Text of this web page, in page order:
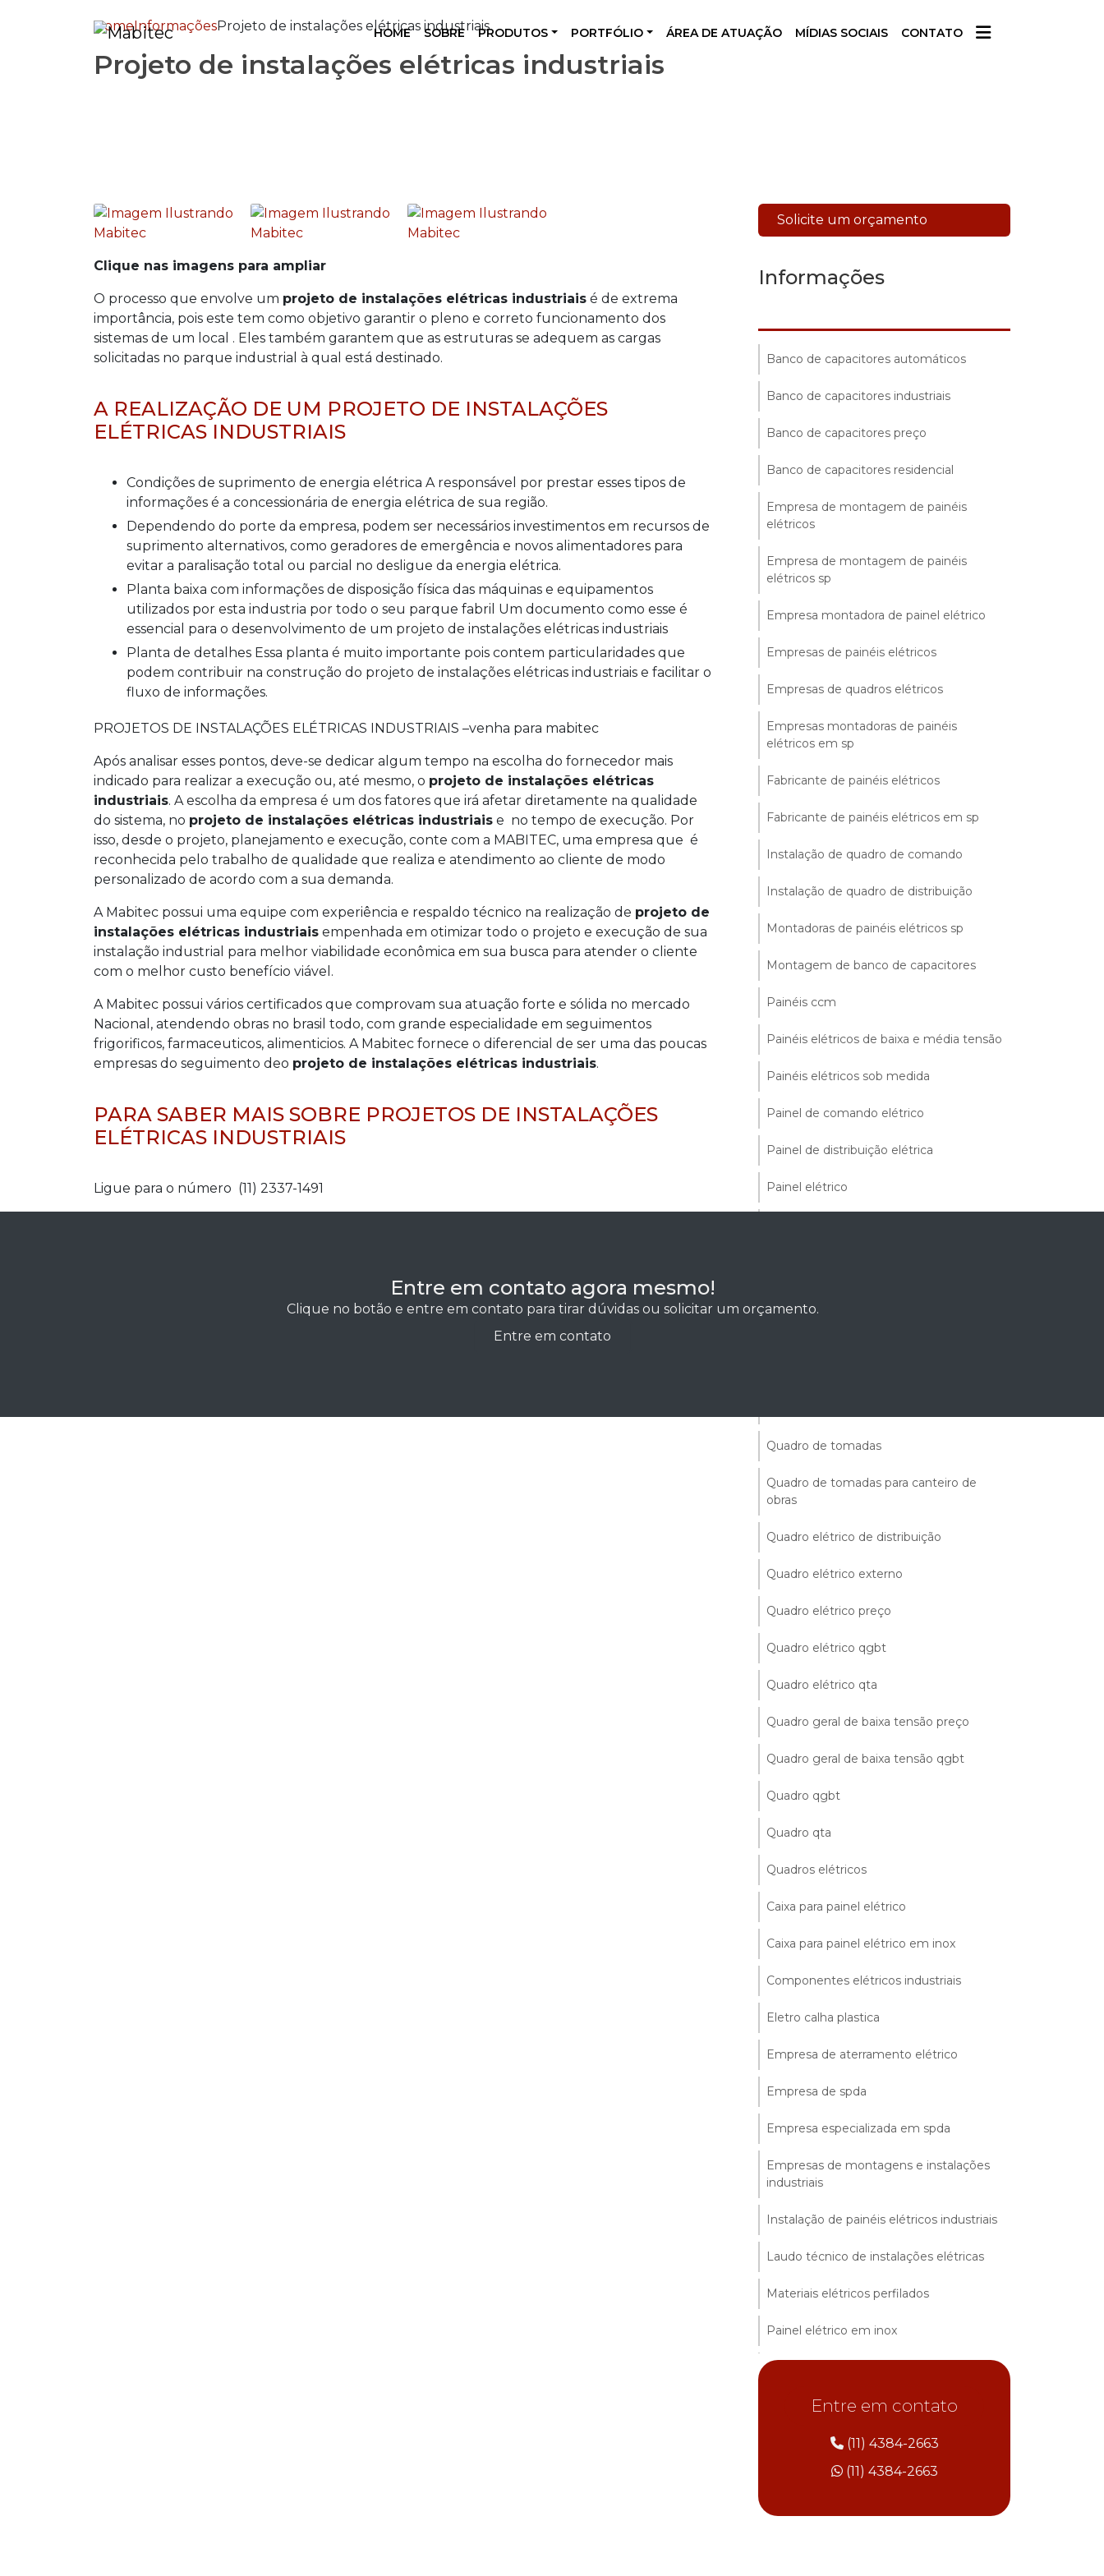
HOME SOBRE PRODUTOS PORTFÓLIO ÁREA DE ATUAÇÃO MÍDIAS SOCIAIS CONTATO
HomeInformaçõesProjeto de instalações elétricas industriais
Projeto de instalações elétricas industriais
Clique nas imagens para ampliar
O processo que envolve um projeto de instalações elétricas industriais é de extrema
importância, pois este tem como objetivo garantir o pleno e correto funcionamento dos
sistemas de um local . Eles também garantem que as estruturas se adequem as cargas
solicitadas no parque industrial à qual está destinado.
A REALIZAÇÃO DE UM PROJETO DE INSTALAÇÕES
ELÉTRICAS INDUSTRIAIS
Condições de suprimento de energia elétrica A responsável por prestar esses tipos de
informações é a concessionária de energia elétrica de sua região.
Dependendo do porte da empresa, podem ser necessários investimentos em recursos de
suprimento alternativos, como geradores de emergência e novos alimentadores para
evitar a paralisação total ou parcial no desligue da energia elétrica.
Planta baixa com informações de disposição física das máquinas e equipamentos
utilizados por esta industria por todo o seu parque fabril Um documento como esse é
essencial para o desenvolvimento de um projeto de instalações elétricas industriais
Planta de detalhes Essa planta é muito importante pois contem particularidades que
podem contribuir na construção do projeto de instalações elétricas industriais e facilitar o
fluxo de informações.
PROJETOS DE INSTALAÇÕES ELÉTRICAS INDUSTRIAIS –venha para mabitec
Após analisar esses pontos, deve-se dedicar algum tempo na escolha do fornecedor mais
indicado para realizar a execução ou, até mesmo, o projeto de instalações elétricas
industriais. A escolha da empresa é um dos fatores que irá afetar diretamente na qualidade
do sistema, no projeto de instalações elétricas industriais e no tempo de execução. Por
isso, desde o projeto, planejamento e execução, conte com a MABITEC, uma empresa que é
reconhecida pelo trabalho de qualidade que realiza e atendimento ao cliente de modo
personalizado de acordo com a sua demanda.
A Mabitec possui uma equipe com experiência e respaldo técnico na realização de projeto de
instalações elétricas industriais empenhada em otimizar todo o projeto e execução de sua
instalação industrial para melhor viabilidade econômica em sua busca para atender o cliente
com o melhor custo benefício viável.
A Mabitec possui vários certificados que comprovam sua atuação forte e sólida no mercado
Nacional, atendendo obras no brasil todo, com grande especialidade em seguimentos
frigorificos, farmaceuticos, alimenticios. A Mabitec fornece o diferencial de ser uma das poucas
empresas do seguimento deo projeto de instalações elétricas industriais.
PARA SABER MAIS SOBRE PROJETOS DE INSTALAÇÕES
ELÉTRICAS INDUSTRIAIS
Ligue para o número (11) 2337-1491
Entre em contato agora mesmo!
Clique no botão e entre em contato para tirar dúvidas ou solicitar um orçamento.
Entre em contato
Solicite um orçamento
Informações
Banco de capacitores automáticos
Banco de capacitores industriais
Banco de capacitores preço
Banco de capacitores residencial
Empresa de montagem de painéis
elétricos
Empresa de montagem de painéis
elétricos sp
Empresa montadora de painel elétrico
Empresas de painéis elétricos
Empresas de quadros elétricos
Empresas montadoras de painéis
elétricos em sp
Fabricante de painéis elétricos
Fabricante de painéis elétricos em sp
Instalação de quadro de comando
Instalação de quadro de distribuição
Montadoras de painéis elétricos sp
Montagem de banco de capacitores
Painéis ccm
Painéis elétricos de baixa e média tensão
Painéis elétricos sob medida
Painel de comando elétrico
Painel de distribuição elétrica
Painel elétrico
Quadro de tomadas
Quadro de tomadas para canteiro de
obras
Quadro elétrico de distribuição
Quadro elétrico externo
Quadro elétrico preço
Quadro elétrico qgbt
Quadro elétrico qta
Quadro geral de baixa tensão preço
Quadro geral de baixa tensão qgbt
Quadro qgbt
Quadro qta
Quadros elétricos
Caixa para painel elétrico
Caixa para painel elétrico em inox
Componentes elétricos industriais
Eletro calha plastica
Empresa de aterramento elétrico
Empresa de spda
Empresa especializada em spda
Empresas de montagens e instalações
industriais
Instalação de painéis elétricos industriais
Laudo técnico de instalações elétricas
Materiais elétricos perfilados
Painel elétrico em inox
Projeto de painéis elétricos
Serviços de instalações elétricas
Eletro calha plastica preço
Empresas de instalações industriais
Laudo spda preço
Entre em contato
(11) 4384-2663
(11) 4384-2663